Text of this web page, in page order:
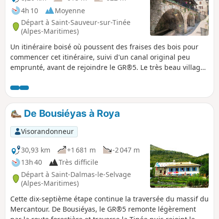
4h 10
Moyenne
Départ à Saint-Sauveur-sur-Tinée
(Alpes-Maritimes)
Un itinéraire boisé où poussent des fraises des bois pour
commencer cet itinéraire, suivi d'un canal original peu
emprunté, avant de rejoindre le GR®5. Le très beau village
fontaines, tout un patrimoine local réputé
De Bousiéyas à Roya
Visorandonneur
30,93 km
+1 681 m
-2 047 m
13h 40
Très difficile
Départ à Saint-Dalmas-le-Selvage
(Alpes-Maritimes)
Cette dix-septième étape continue la traversée du massif du
Mercantour. De Bousiéyas, le GR®5 remonte légèrement